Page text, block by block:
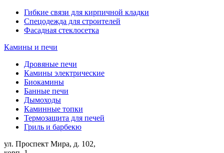
Гибкие связи для кирпичной кладки
Спецодежда для строителей
Фасадная стеклосетка
Камины и печи
Дровяные печи
Камины электрические
Биокамины
Банные печи
Дымоходы
Каминные топки
Термозащита для печей
Гриль и барбекю
ул. Проспект Мира, д. 102,